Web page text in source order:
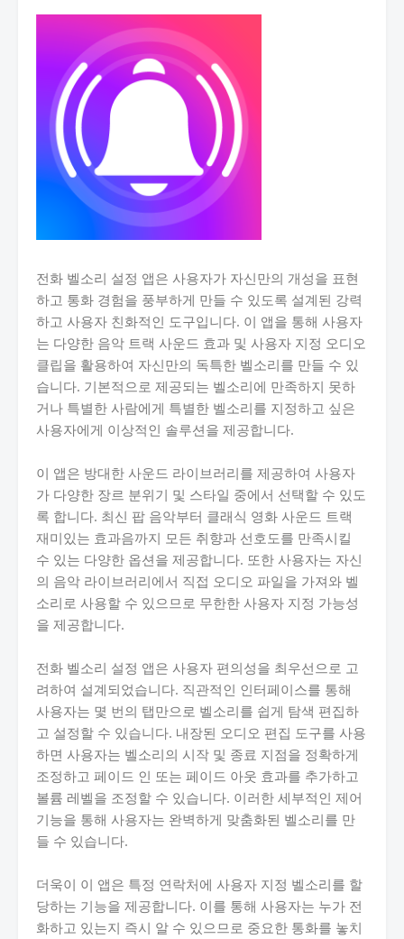
전화 벨소리 설정 앱은 사용자가 자신만의 개성을 표현
하고 통화 경험을 풍부하게 만들 수 있도록 설계된 강력
하고 사용자 친화적인 도구입니다. 이 앱을 통해 사용자
는 다양한 음악 트랙 사운드 효과 및 사용자 지정 오디오
클립을 활용하여 자신만의 독특한 벨소리를 만들 수 있
습니다. 기본적으로 제공되는 벨소리에 만족하지 못하
거나 특별한 사람에게 특별한 벨소리를 지정하고 싶은
사용자에게 이상적인 솔루션을 제공합니다.
이 앱은 방대한 사운드 라이브러리를 제공하여 사용자
가 다양한 장르 분위기 및 스타일 중에서 선택할 수 있도
록 합니다. 최신 팝 음악부터 클래식 영화 사운드 트랙
재미있는 효과음까지 모든 취향과 선호도를 만족시킬
수 있는 다양한 옵션을 제공합니다. 또한 사용자는 자신
의 음악 라이브러리에서 직접 오디오 파일을 가져와 벨
소리로 사용할 수 있으므로 무한한 사용자 지정 가능성
을 제공합니다.
전화 벨소리 설정 앱은 사용자 편의성을 최우선으로 고
려하여 설계되었습니다. 직관적인 인터페이스를 통해
사용자는 몇 번의 탭만으로 벨소리를 쉽게 탐색 편집하
고 설정할 수 있습니다. 내장된 오디오 편집 도구를 사용
하면 사용자는 벨소리의 시작 및 종료 지점을 정확하게
조정하고 페이드 인 또는 페이드 아웃 효과를 추가하고
볼륨 레벨을 조정할 수 있습니다. 이러한 세부적인 제어
기능을 통해 사용자는 완벽하게 맞춤화된 벨소리를 만
들 수 있습니다.
더욱이 이 앱은 특정 연락처에 사용자 지정 벨소리를 할
당하는 기능을 제공합니다. 이를 통해 사용자는 누가 전
화하고 있는지 즉시 알 수 있으므로 중요한 통화를 놓치